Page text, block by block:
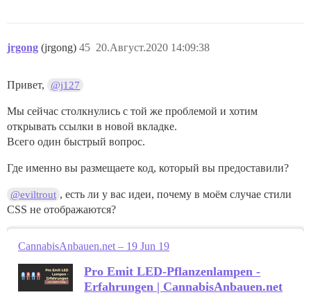
jrgong (jrgong) 20.Август.2020 14:09:38
45
Привет, @j127
Мы сейчас столкнулись с той же проблемой и хотим
открывать ссылки в новой вкладке.
Всего один быстрый вопрос.
Где именно вы размещаете код, который вы предоставили?
@eviltrout , есть ли у вас идеи, почему в моём случае стили
CSS не отображаются?
CannabisAnbauen.net – 19 Jun 19
Pro Emit LED-Pflanzenlampen -
Erfahrungen | CannabisAnbauen.net